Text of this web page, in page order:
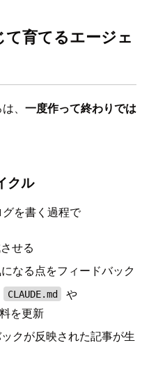
育てるエージェ
、 一度作って終わりでは
クル
を書く過程で
せる
なる点をフィードバック
CLAUDE.md や
を更新
クが反映された記事が生